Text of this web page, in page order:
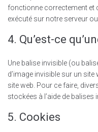
fonctionne correctement et
exécuté sur notre serveur
4. Qu’est-ce
Une balise invisible (ou
d’image invisible sur un
site web. Pour ce faire,
stockées à l’aide de balises
5. Cookies